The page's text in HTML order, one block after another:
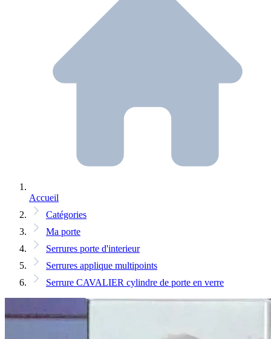
Accueil
Catégories
Ma porte
Serrures porte d'interieur
Serrures applique multipoints
Serrure CAVALIER cylindre de porte en verre